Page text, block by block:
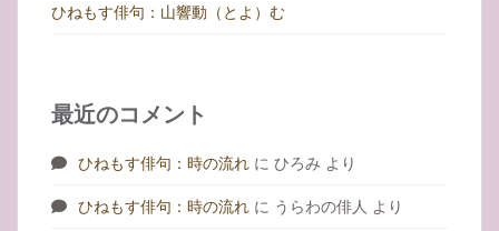
ひねもす俳句：山響動（とよ）む
最近のコメント
ひねもす俳句：時の流れ に ひろみ より
ひねもす俳句：時の流れ に うらわの俳人 より